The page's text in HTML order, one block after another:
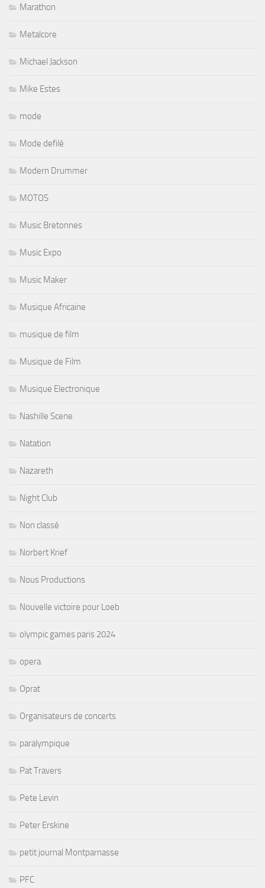
Marathon
Metalcore
Michael Jackson
Mike Estes
mode
Mode defilé
Modern Drummer
MOTOS
Music Bretonnes
Music Expo
Music Maker
Musique Africaine
musique de film
Musique de Film
Musique Electronique
Nashille Scene
Natation
Nazareth
Night Club
Non classé
Norbert Krief
Nous Productions
Nouvelle victoire pour Loeb
olympic games paris 2024
opera
Oprat
Organisateurs de concerts
paralympique
Pat Travers
Pete Levin
Peter Erskine
petit journal Montparnasse
PFC